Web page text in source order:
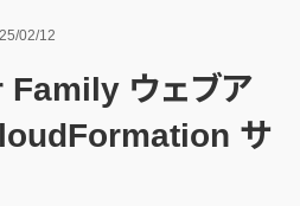
02/12
ウェブア
サ